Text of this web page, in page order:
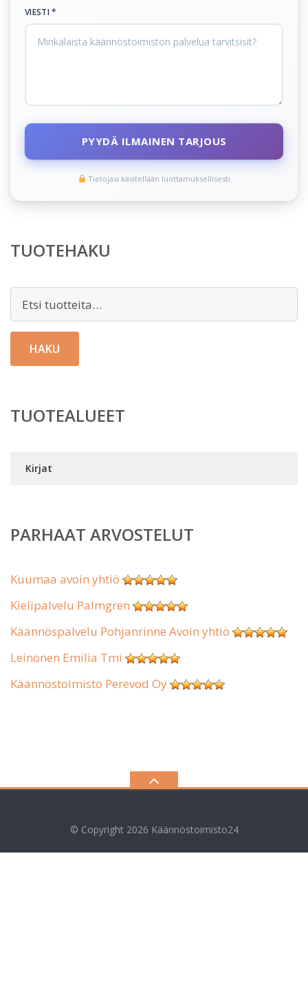
VIESTI *
PYYDÄ ILMAINEN TARJOUS
Tietojasi käsitellään luottamuksellisesti
TUOTEHAKU
HAKU
TUOTEALUEET
Kirjat
PARHAAT ARVOSTELUT
Kuumaa avoin yhtiö
Kielipalvelu Palmgren
Käännöspalvelu Pohjanrinne Avoin yhtiö
Leinonen Emilia Tmi
Käännöstoimisto Perevod Oy
© Copyright 2026 Käännöstoimisto24